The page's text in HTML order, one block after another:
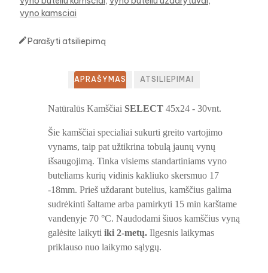
vyno kamsciai
Parašyti atsiliepimą
APRAŠYMAS ATSILIEPIMAI
Natūralūs Kamščiai SELECT 45x24 - 30vnt.
Šie kamščiai specialiai sukurti greito vartojimo
vynams, taip pat užtikrina tobulą jaunų vynų
išsaugojimą. Tinka visiems standartiniams vyno
buteliams kurių vidinis kakliuko skersmuo 17
-18mm. Prieš uždarant butelius, kamščius galima
sudrėkinti šaltame arba pamirkyti 15 min karštame
vandenyje 70 °C. Naudodami šiuos kamščius vyną
galėsite laikyti iki 2-metų. Ilgesnis laikymas
priklauso nuo laikymo sąlygų.